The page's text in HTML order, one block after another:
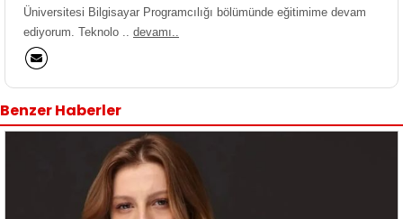
Üniversitesi Bilgisayar Programcılığı bölümünde eğitimime devam
ediyorum. Teknolo .. devamı..
Benzer Haberler